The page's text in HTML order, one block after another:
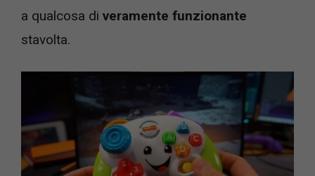
a qualcosa di veramente funzionante
stavolta.